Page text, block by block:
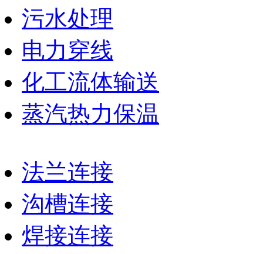
污水处理
电力穿线
化工流体输送
蒸汽热力保温
法兰连接
沟槽连接
焊接连接